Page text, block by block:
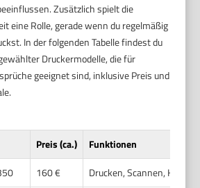
Zusätzlich spielt die
eine Rolle, gerade wenn du regelmäßig
In der folgenden Tabelle findest du
Druckermodelle, die für
geeignet sind, inklusive Preis und
Preis (ca.)
Funktionen
160 €
Drucken, Scannen,